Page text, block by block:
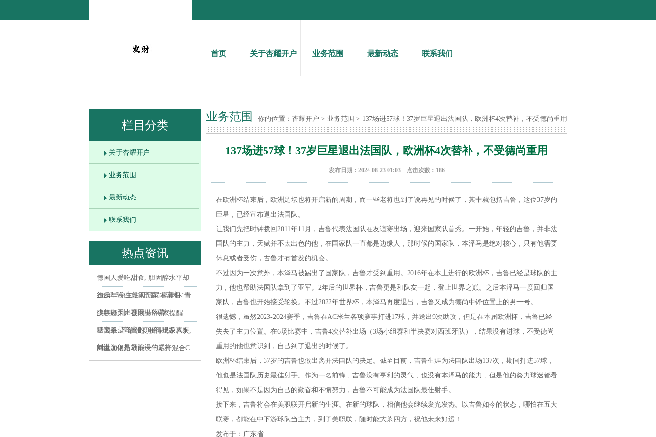
首页 关于杏耀开户 业务范围 最新动态 联系我们
栏目分类
关于杏耀开户
业务范围
最新动态
联系我们
热点资讯
德国人爱吃甜食, 胆固醇水平却
很低? 3个生活习惯揭示真相
2024年海口市第五届“椰青杯”青
少年舞蹈比赛圆满落幕
胰腺癌大户被揪出! 专家提醒:
糖含量是蜂蜜的10倍, 很多人不
知道
三国杀: 不靠强度获得玩家喜欢,
刘谌为何是最浪漫的武将?
民生加银新动能一年定开混合C:
业务范围 你的位置： 杏耀开户 > 业务范围 > 137场进57球！37岁巨星退出法国队，欧洲杯4次替补，不受德尚重用
137场进57球！37岁巨星退出法国队，欧洲杯4次替补，不受德尚重用
发布日期：2024-08-23 01:03 点击次数：186
在欧洲杯结束后，欧洲足坛也将开启新的周期，而一些老将也到了说再见的时候了，其中就包括吉鲁，这位37岁的
巨星，已经宣布退出法国队。
让我们先把时钟拨回2011年11月，吉鲁代表法国队在友谊赛出场，迎来国家队首秀。一开始，年轻的吉鲁，并非法
国队的主力，天赋并不太出色的他，在国家队一直都是边缘人，那时候的国家队，本泽马是绝对核心，只有他需要
休息或者受伤，吉鲁才有首发的机会。
不过因为一次意外，本泽马被踢出了国家队，吉鲁才受到重用。2016年在本土进行的欧洲杯，吉鲁已经是球队的主
力，他也帮助法国队拿到了亚军。2年后的世界杯，吉鲁更是和队友一起，登上世界之巅。之后本泽马一度回归国
家队，吉鲁也开始接受轮换。不过2022年世界杯，本泽马再度退出，吉鲁又成为德尚中锋位置上的男一号。
很遗憾，虽然2023-2024赛季，吉鲁在AC米兰各项赛事打进17球，并送出9次助攻，但是在本届欧洲杯，吉鲁已经
失去了主力位置。在6场比赛中，吉鲁4次替补出场（3场小组赛和半决赛对西班牙队），结果没有进球，不受德尚
重用的他也意识到，自己到了退出的时候了。
欧洲杯结束后，37岁的吉鲁也做出离开法国队的决定。截至目前，吉鲁生涯为法国队出场137次，期间打进57球，
他也是法国队历史最佳射手。作为一名前锋，吉鲁没有亨利的灵气，也没有本泽马的能力，但是他的努力球迷都看
得见，如果不是因为自己的勤奋和不懈努力，吉鲁不可能成为法国队最佳射手。
接下来，吉鲁将会在美职联开启新的生涯。在新的球队，相信他会继续发光发热。以吉鲁如今的状态，哪怕在五大
联赛，都能在中下游球队当主力，到了美职联，随时能大杀四方，祝他未来好运！
发布于：广东省